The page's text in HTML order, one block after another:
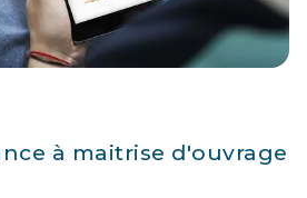
à maitrise d'ouvrage